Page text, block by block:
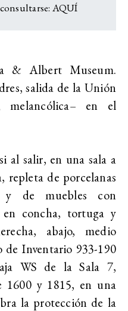
AQUÍ
& Albert Museum.
salida de la Unión
melancólica– en el
al salir, en una sala a
repleta de porcelanas
de muebles con
en concha, tortuga y
abajo, medio
de Inventario 933-190
WS de la Sala 7,
1600 y 1815, en una
la protección de la